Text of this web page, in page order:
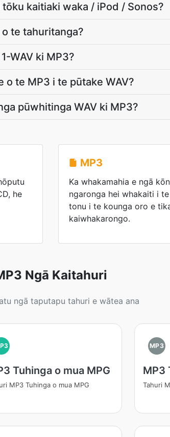
kaitiaki waka / iPod / Sonos?
te tahuritanga?
WAV ki MP3?
o te MP3 i te pūtake WAV?
pūwhitinga WAV ki MP3?
he
MP3
Ka whakamahia e ngā
ngaronga hei whakaiti i
tonu i te kounga oro e
kaiwhakarongo.
Ngā Kaitahuri
ngā taputapu tahuri e wātea ana
Tuhinga o mua MPG
MP3 Tuhinga o mua MPG
MP3
MP3
Tahuri